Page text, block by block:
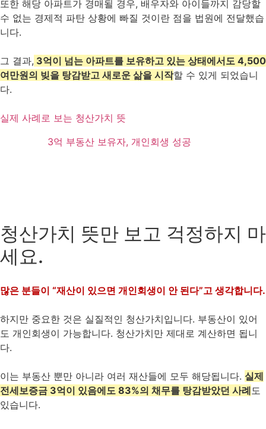
또한 해당 아파트가 경매될 경우, 배우자와 아이들까지 감당할
수 없는 경제적 파탄 상황에 빠질 것이란 점을 법원에 전달했습
니다.
그 결과, 3억이 넘는 아파트를 보유하고 있는 상태에서도 4,500
여만원의 빚을 탕감받고 새로운 삶을 시작할 수 있게 되었습니
다.
실제 사례로 보는 청산가치 뜻
3억 부동산 보유자, 개인회생 성공
청산가치 뜻만 보고 걱정하지 마
세요.
많은 분들이 “재산이 있으면 개인회생이 안 된다”고 생각합니다.
하지만 중요한 것은 실질적인 청산가치입니다. 부동산이 있어
도 개인회생이 가능합니다. 청산가치만 제대로 계산하면 됩니
다.
이는 부동산 뿐만 아니라 여러 재산들에 모두 해당됩니다. 실제
전세보증금 3억이 있음에도 83%의 채무를 탕감받았던 사례 도
있습니다.